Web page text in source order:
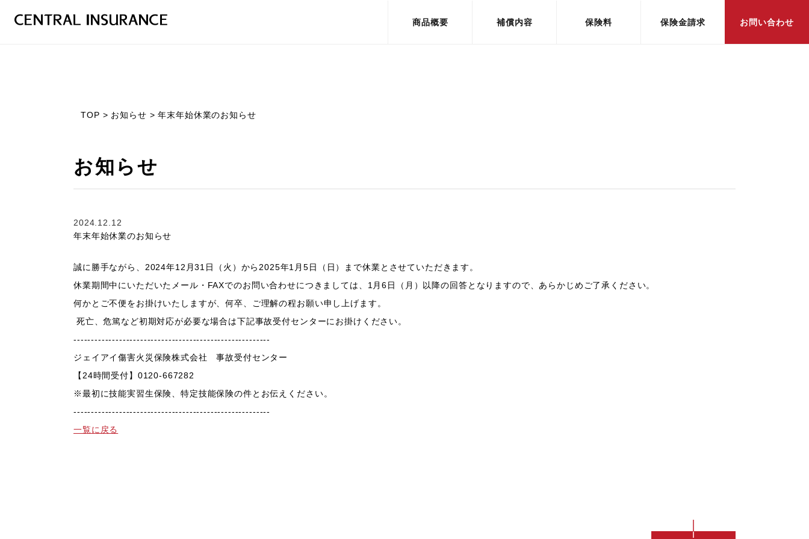
商品概要 補償内容 保険料 保険金請求 お問い合わせ
TOP > お知らせ >年末年始休業のお知らせ
お知らせ
2024.12.12
年末年始休業のお知らせ
誠に勝手ながら、 2024年12 月31 日（火）から 2025年1 月5日（日）まで休業とさせていただきます。
休業期間中にいただいたメール・ FAXでのお問い合わせにつきましては、 1 月6日（月）以降の回答となりますので、あらかじめご了承ください。
何かとご不便をお掛けいたしますが、何卒、ご理解の程お願い申し上げます。
死亡、危篤など初期対応が必要な場合は下記事故受付センターにお掛けください。
--------------------------------------------------------
ジェイアイ傷害火災保険株式会社 事故受付センター
【 24時間受付】 0120-667282
※最初に技能実習生保険、特定技能保険の件とお伝えください。
--------------------------------------------------------
一覧に戻る